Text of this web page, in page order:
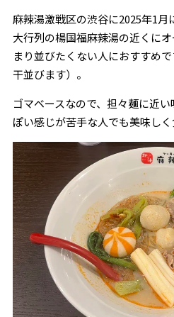
麻辣湯激戦区の渋谷に2025年1月
大行列の楊国福麻辣湯の近くに
まり並びたくない人におすすめ
干並びます）。
ゴマベースなので、担々麺に近
ぽい感じが苦手な人でも美味しく